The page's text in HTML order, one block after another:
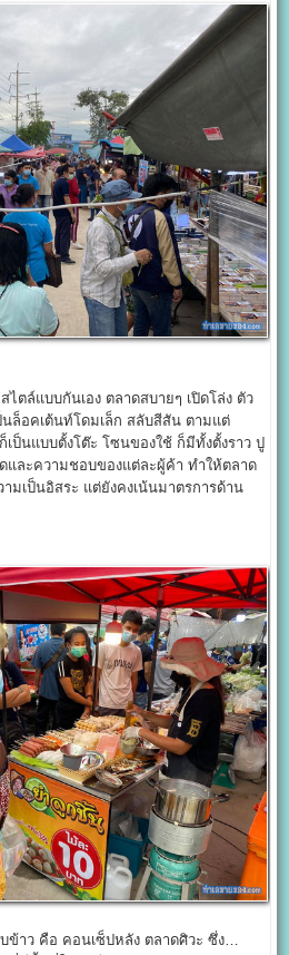
ตล์แบบกันเอง ตลาดสบายๆ เปิดโล่ง ตัว
นล็อคเต้นท์โดมเล็ก สลับสีสัน ตามแต่
เป็นแบบตั้งโต๊ะ โซนของใช้ ก็มีทั้งตั้งราว ปู
และความชอบของแต่ละผู้ค้า ทำให้ตลาด
มเป็นอิสระ แต่ยังคงเน้นมาตรการด้าน
าว คือ คอนเซ็ปหลัง ตลาดศิวะ ซึ่ง…